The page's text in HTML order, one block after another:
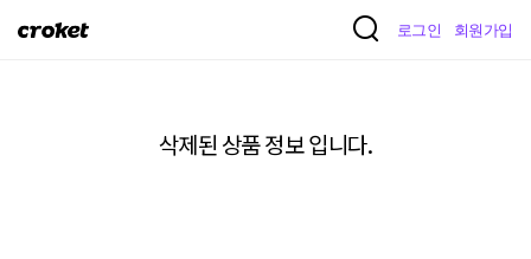
크
로그인 회원가입
삭제된 상품 정보 입니다.